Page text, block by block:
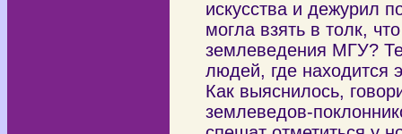
искусства и дежурил
могла взять в толк,
землеведения МГУ?
людей, где находится
Как выяснилось,
землеведов-